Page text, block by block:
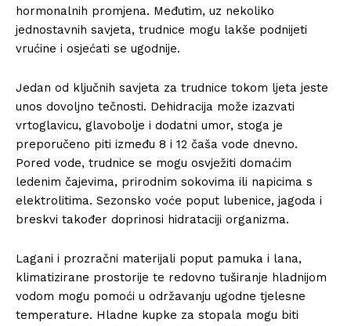
hormonalnih promjena. Međutim, uz nekoliko
jednostavnih savjeta, trudnice mogu lakše podnijeti
vrućine i osjećati se ugodnije.
Jedan od ključnih savjeta za trudnice tokom ljeta jeste
unos dovoljno tečnosti. Dehidracija može izazvati
vrtoglavicu, glavobolje i dodatni umor, stoga je
preporučeno piti između 8 i 12 čaša vode dnevno.
Pored vode, trudnice se mogu osvježiti domaćim
ledenim čajevima, prirodnim sokovima ili napicima s
elektrolitima. Sezonsko voće poput lubenice, jagoda i
breskvi također doprinosi hidrataciji organizma.
Lagani i prozračni materijali poput pamuka i lana,
klimatizirane prostorije te redovno tuširanje hladnijom
vodom mogu pomoći u održavanju ugodne tjelesne
temperature. Hladne kupke za stopala mogu biti